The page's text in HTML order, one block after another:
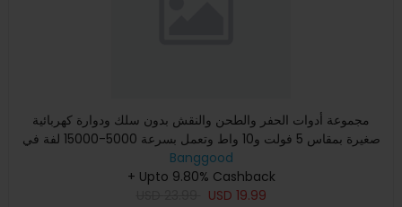
مجموعة أدوات الحفر والطحن والنقش بدون سلك ودوارة كهربائية
صغيرة بمقاس 5 فولت و10 واط وتعمل بسرعة 5000-15000 لفة في
الدقي
Banggood
+ Upto 9.80% Cashback
USD 19.99